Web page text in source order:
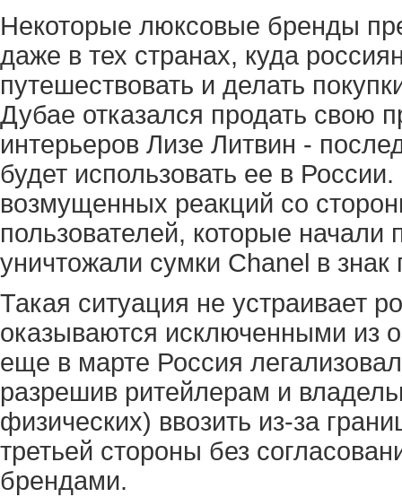
Некоторые люксовые бренды
даже в тех странах, куда
путешествовать и делать
Дубае отказался продать свою
интерьеров Лизе Литвин -
будет использовать ее в
возмущенных реакций со
пользователей, которые начали
уничтожали сумки Chanel в знак
Такая ситуация не устраивает
оказываются исключенными из
еще в марте Россия
разрешив ритейлерам и
физических) ввозить из-за
третьей стороны без
брендами.